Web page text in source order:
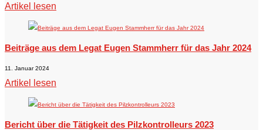
Artikel lesen
Beiträge aus dem Legat Eugen Stammherr für das Jahr 2024
11. Januar 2024
Artikel lesen
Bericht über die Tätigkeit des Pilzkontrolleurs 2023